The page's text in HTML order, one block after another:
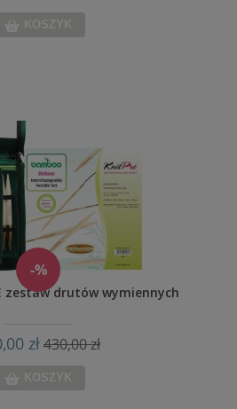
KOSZYK
-%
zestaw drutów wymiennych
zł430,00 zł
KOSZYK